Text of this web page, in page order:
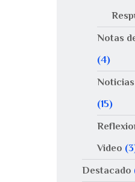
Notas
(4)
(15)
Video
Destacado